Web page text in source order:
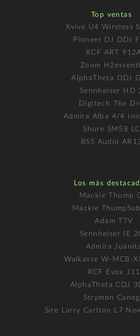
Top ventas
Xvive U4 Wireless
Pioneer DJ DDJ
RCF ART
Zoom
AlphaTheta DDJ
Sennheiser HD
Digitech The
Admira Alba 4/4
Shure SM58
BSS Audio
Los más
Mackie Thump
Mackie
Adam T7V
Sennheiser IE
Admira
Walkasse W-MCB-
RCF Evox J11
AlphaTheta CDJ
Strymon
Sire Larry Carlton L7